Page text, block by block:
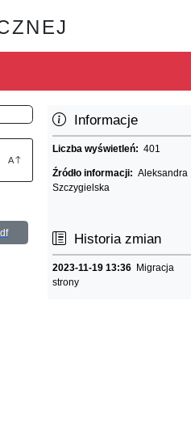
A
Informacje
Liczba wyświetleń:401
Źródło informacji:Aleksandra
Szczygielska
Historia zmian
2023-11-19 13:36 Migracja
strony